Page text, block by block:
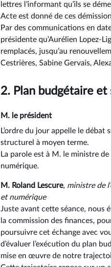
lettres l’informant qu’ils se
Acte est donné de ces
Par des communications en
présidente qu’Aurélien Lopez-
remplacés, jusqu’au
Cestrières, Sabine Gervais,
2. Plan budgétaire
M. le président
L’ordre du jour appelle le
structurel à moyen terme.
La parole est à M. le ministre
numérique.
M. Roland Lescure, ministre de
et numérique
Juste avant cette séance, nous
la commission des finances,
poursuivre cet échange avec
d’évaluer l’exécution du plan
mise en œuvre de notre